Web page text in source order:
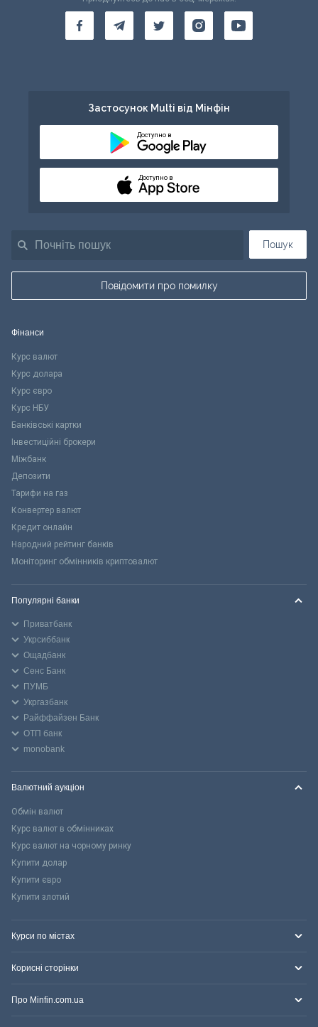
Пошук
Повідомити про помилку
Застосунок Multi від Мінфін
Доступно в
Доступно в
Фінанси
Курс валют
Курс долара
Курс євро
Курс НБУ
Банківські картки
Інвестиційні брокери
Міжбанк
Депозити
Тарифи на газ
Конвертер валют
Кредит онлайн
Народний рейтинг банків
Моніторинг обмінників криптовалют
Популярні банки
Приватбанк
Укрсиббанк
Ощадбанк
Сенс Банк
ПУМБ
Укргазбанк
Райффайзен Банк
ОТП банк
monobank
Валютний аукціон
Обмін валют
Курс валют в обмінниках
Курс валют на чорному ринку
Купити долар
Купити євро
Купити злотий
Курси по містах
Корисні сторінки
Про Minfin.com.ua